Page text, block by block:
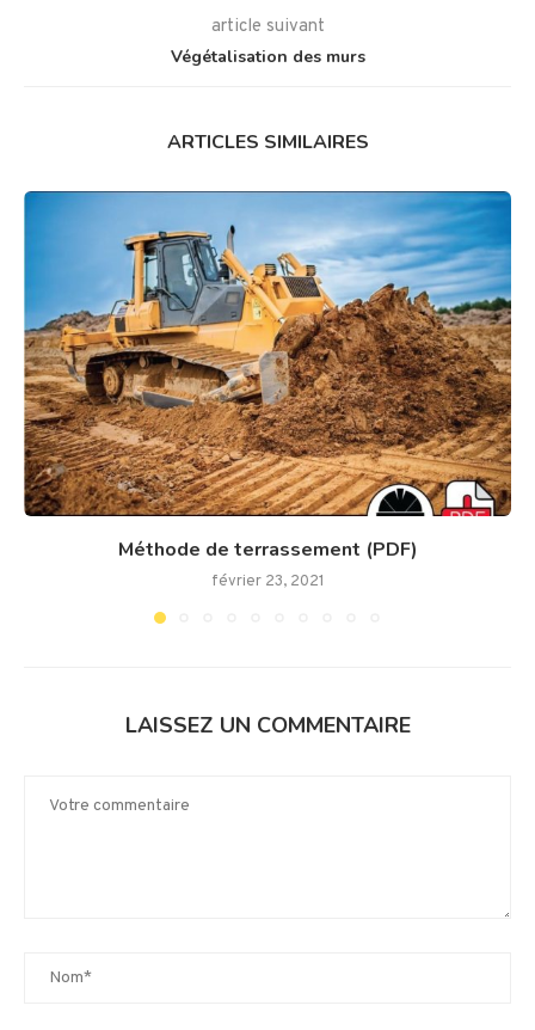
article suivant
Végétalisation des murs
ARTICLES SIMILAIRES
Méthode de terrassement (PDF)
février 23, 2021
LAISSEZ UN COMMENTAIRE